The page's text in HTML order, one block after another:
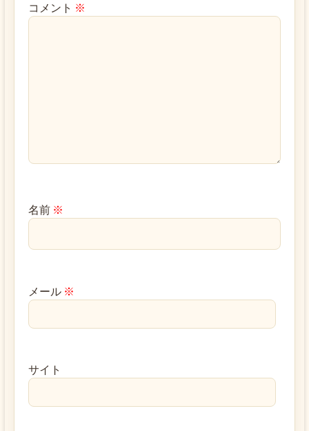
コメント ※
名前 ※
メール ※
サイト